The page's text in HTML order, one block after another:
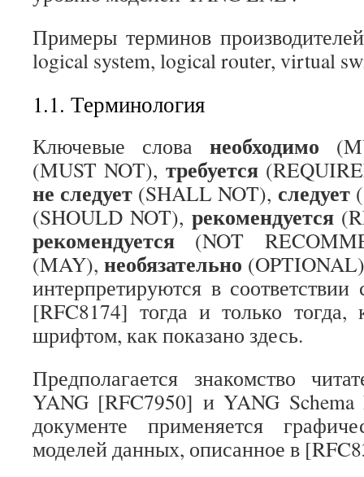
Примеры терминов
logical system, logical router, virtual
1.1. Терминология
Ключевые слова необходимо
(MUST NOT), требуется
не следует (SHALL NOT), следует
(SHOULD NOT), рекомендуется
рекомендуется(NOT
(MAY), необязательно
интерпретируются в
[RFC8174] тогда и только тогда,
шрифтом, как показано здесь.
Предполагается знакомство
YANG [RFC7950] и YANG
документе применяется
моделей данных, описанное в